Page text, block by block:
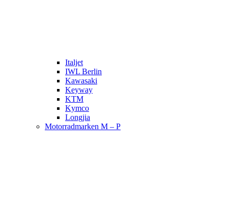
Italjet
IWL Berlin
Kawasaki
Keyway
KTM
Kymco
Longjia
Motorradmarken M – P